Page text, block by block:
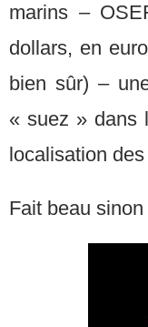
marins –
dollars, en
bien sûr) –
« suez » dans
localisation
Fait beau sinon